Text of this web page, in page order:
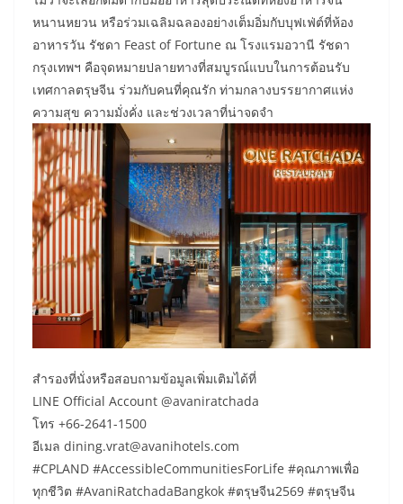
หนานหยวน หรือร่วมเฉลิมฉลองอย่างเต็มอิ่มกับบุฟเฟ่ต์ที่ห้อง
อาหารวัน รัชดา Feast of Fortune ณ โรงแรมอวานี รัชดา
กรุงเทพฯ คือจุดหมายปลายทางที่สมบูรณ์แบบในการต้อนรับ
เทศกาลตรุษจีน ร่วมกับคนที่คุณรัก ท่ามกลางบรรยากาศแห่ง
ความสุข ความมั่งคั่ง และช่วงเวลาที่น่าจดจำ
สำรองที่นั่งหรือสอบถามข้อมูลเพิ่มเติมได้ที่
LINE Official Account @avaniratchada
โทร +66-2641-1500
อีเมล dining.vrat@avanihotels.com
#CPLAND #AccessibleCommunitiesForLife #คุณภาพเพื่อ
ทุกชีวิต #AvaniRatchadaBangkok #ตรุษจีน2569 #ตรุษจีน